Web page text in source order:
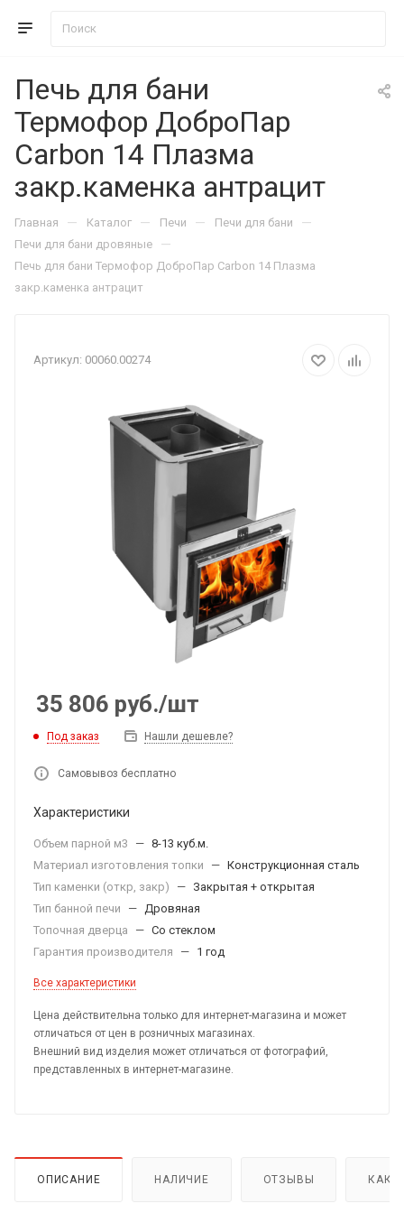
Печь для бани
Термофор ДоброПар
Carbon 14 Плазма
закр.каменка антрацит
Главная — Каталог — Печи — Печи для бани —
Печи для бани дровяные —
Печь для бани Термофор ДоброПар Carbon 14 Плазма
закр.каменка антрацит
Артикул: 00060.00274
35 806 руб./шт
Под заказ Нашли дешевле?
Самовывоз бесплатно
Характеристики
Объем парной м3 — 8-13 куб.м.
Материал изготовления топки
— Конструкционная сталь
Тип каменки (откр, закр)
— Закрытая + открытая
Тип банной печи
— Дровяная
Топочная дверца
— Со стеклом
Гарантия производителя
— 1 год
Все характеристики
Цена действительна только для интернет-магазина и может
отличаться от цен в розничных магазинах.
Внешний вид изделия может отличаться от фотографий,
представленных в интернет-магазине.
ОПИСАНИЕ НАЛИЧИЕ ОТЗЫВЫ КАК